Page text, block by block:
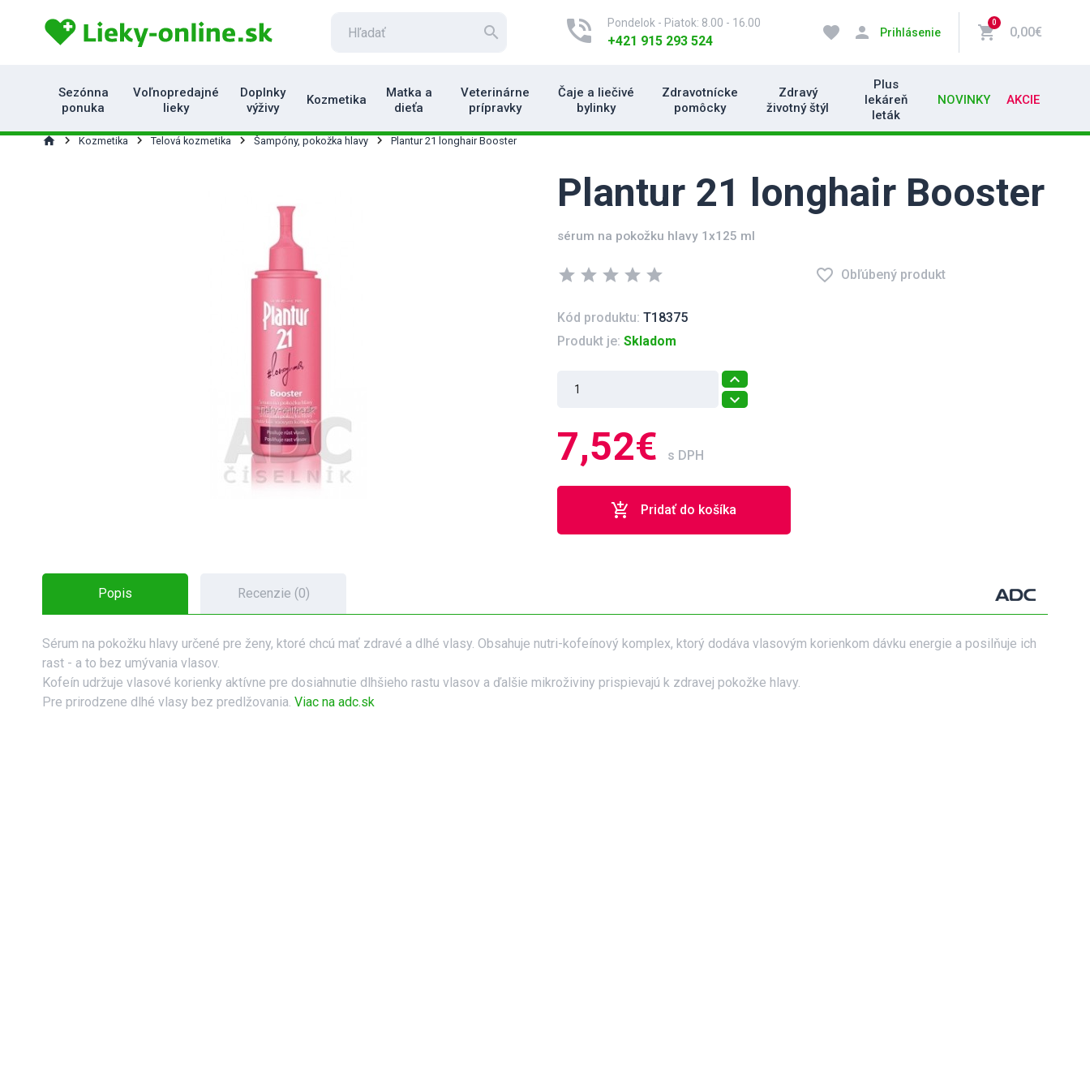
search phone_in_talk Pondelok - Piatok: 8.00 - 16.00
+421 915 293 524 favorite person Prihlásenie shopping_cart
0
0,00€
Sezónna
ponuka
Voľnopredajné
lieky
Doplnky
výživy
Kozmetika
Matka a
dieťa
Veterinárne
prípravky
Čaje a liečivé
bylinky
Zdravotnícke
pomôcky
Zdravý
životný štýl
Plus
lekáreň
leták
NOVINKY AKCIE
home Kozmetika Telová kozmetika Šampóny, pokožka hlavy Plantur 21 longhair Booster
Plantur 21 longhair Booster
sérum na pokožku hlavy 1x125 ml
star star star star star favorite_border Obľúbený produkt
Kód produktu: T18375
Produkt je: Skladom
7,52€ s DPH
add_shopping_cart Pridať do košíka
Popis Recenzie (0)
Sérum na pokožku hlavy určené pre ženy, ktoré chcú mať zdravé a dlhé vlasy. Obsahuje nutri-kofeínový komplex, ktorý dodáva vlasovým korienkom dávku energie a posilňuje ich
rast - a to bez umývania vlasov.
Kofeín udržuje vlasové korienky aktívne pre dosiahnutie dlhšieho rastu vlasov a ďalšie mikroživiny prispievajú k zdravej pokožke hlavy.
Pre prirodzene dlhé vlasy bez predlžovania. Viac na adc.sk